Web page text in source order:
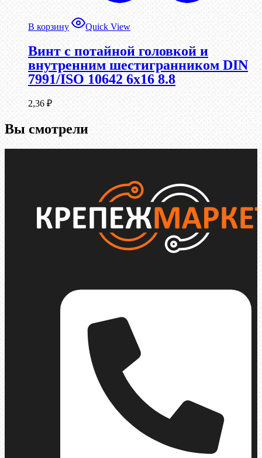
В корзину Quick View
Винт с потайной головкой и
внутренним шестигранником DIN
7991/ISO 10642 6х16 8.8
2,36 ₽
Вы смотрели